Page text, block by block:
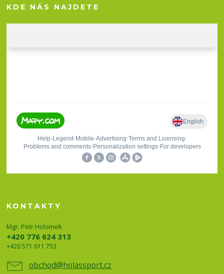
KDE NÁS NAJDETE
KONTAKTY
Mgr. Petr Holomek
+420 776 624 313
+420 571 611 753
obchod@holassport.cz